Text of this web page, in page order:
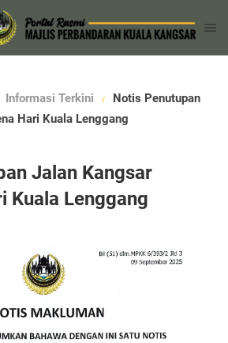
Informasi Terkini
Notis Penutupan
Hari Kuala Lenggang
Jalan Kangsar
Kuala Lenggang